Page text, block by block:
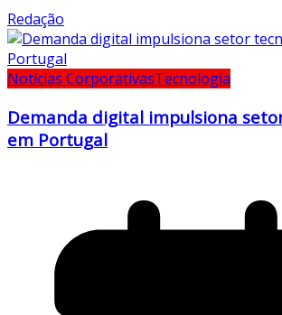
Redação
Notícias CorporativasTecnologia
Demanda digital impulsiona
em Portugal